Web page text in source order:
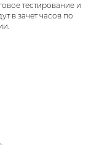
тестирование и
в зачет часов по